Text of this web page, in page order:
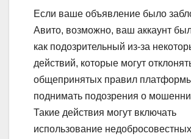
Если ваше объявление было
Авито, возможно, ваш аккаунт
как подозрительный из-за
действий, которые могут
общепринятых правил
поднимать подозрения о
Такие действия могут включать
использование